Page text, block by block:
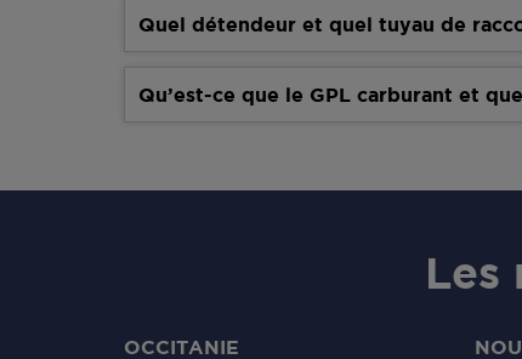
Quel détendeur et quel tuyau de
Qu’est-ce que le GPL carburant et
Les
OCCITANIE